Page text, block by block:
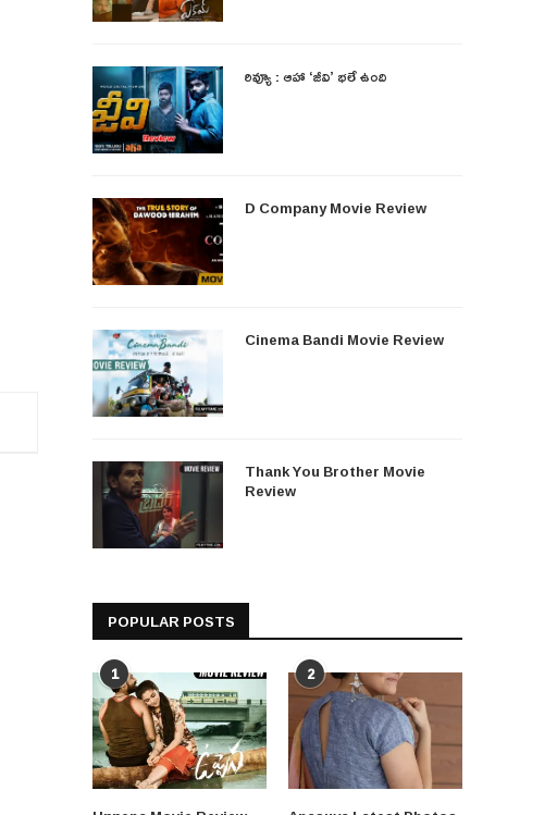
రివ్యూ : ఆహా ‘జీవి’ భలే ఉంది
D Company Movie Review
Cinema Bandi Movie Review
Thank You Brother Movie
Review
POPULAR POSTS
1 2